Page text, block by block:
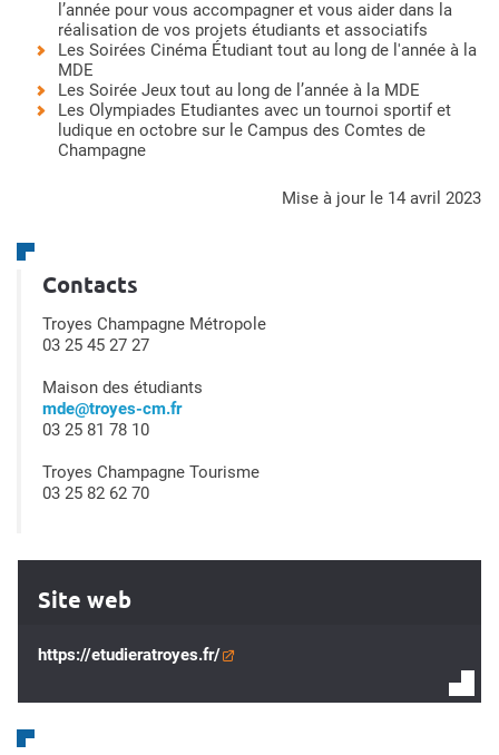
l’année pour vous accompagner et vous aider dans la
réalisation de vos projets étudiants et associatifs
Les Soirées Cinéma Étudiant tout au long de l'année à la
MDE
Les Soirée Jeux tout au long de l’année à la MDE
Les Olympiades Etudiantes avec un tournoi sportif et
ludique en octobre sur le Campus des Comtes de
Champagne
mise à jour le 14 avril 2023
Contacts
Troyes Champagne Métropole
03 25 45 27 27
Maison des étudiants
mde@troyes-cm.fr
03 25 81 78 10
Troyes Champagne Tourisme
03 25 82 62 70
Site web
https://etudieratroyes.fr/